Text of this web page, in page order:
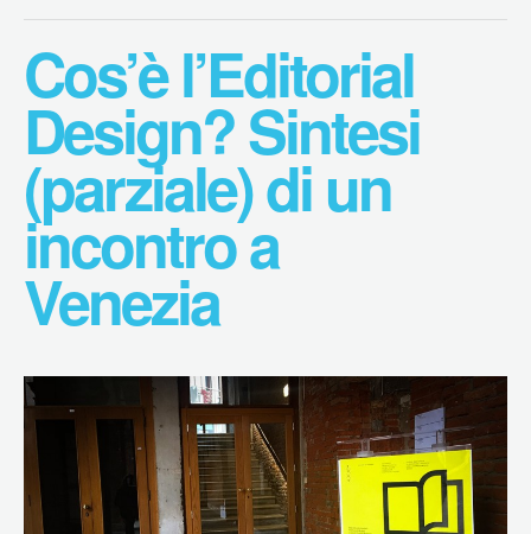
Cos’è l’Editorial
Design? Sintesi
(parziale) di un
incontro a
Venezia